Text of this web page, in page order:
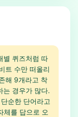
별 퀴즈처럼 따
트 수만 떠올리
해 9개라고 착
는 경우가 많다.
순한 단어라고
체를 답으로 오